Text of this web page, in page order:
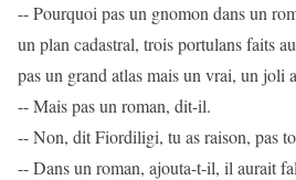
-- Pourquoi pas un gnomon dans un
un plan cadastral, trois portulans faits
pas un grand atlas mais un vrai, un joli
-- Mais pas un roman, dit-il.
-- Non, dit Fiordiligi, tu as raison, pas
-- Dans un roman, ajouta-t-il, il aurait